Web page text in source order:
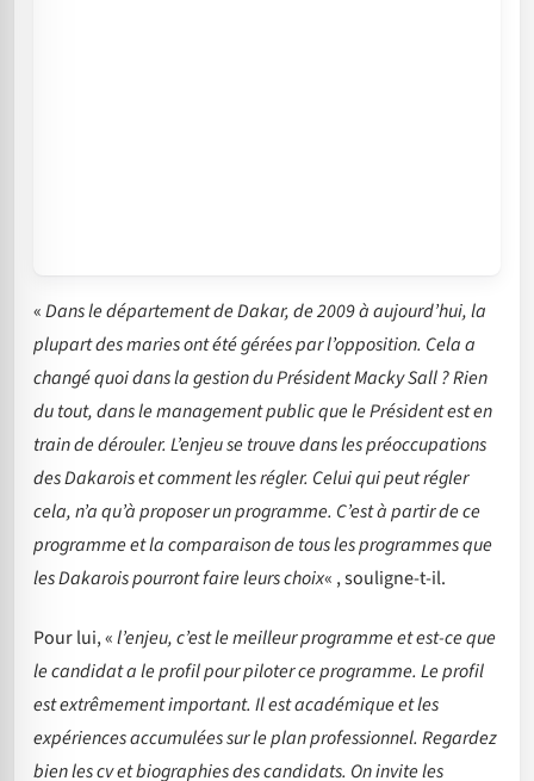
«Dans le département de Dakar, de 2009 à aujourd’hui, la
plupart des maries ont été gérées par l’opposition. Cela a
changé quoi dans la gestion du Président Macky Sall ? Rien
du tout, dans le management public que le Président est en
train de dérouler. L’enjeu se trouve dans les préoccupations
des Dakarois et comment les régler. Celui qui peut régler
cela, n’a qu’à proposer un programme. C’est à partir de ce
programme et la comparaison de tous les programmes que
les Dakarois pourront faire leurs choix« , souligne-t-il.
Pour lui, «l’enjeu, c’est le meilleur programme et est-ce que
le candidat a le profil pour piloter ce programme. Le profil
est extrêmement important. Il est académique et les
expériences accumulées sur le plan professionnel. Regardez
bien les cv et biographies des candidats. On invite les